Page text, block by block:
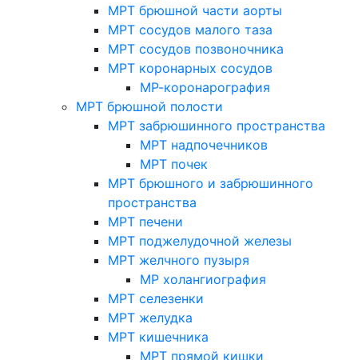
МРТ брюшной части аорты
МРТ сосудов малого таза
МРТ сосудов позвоночника
МРТ коронарных сосудов
МР-коронарография
МРТ брюшной полости
МРТ забрюшинного пространства
МРТ надпочечников
МРТ почек
МРТ брюшного и забрюшинного
пространства
МРТ печени
МРТ поджелудочной железы
МРТ желчного пузыря
МР холангиография
МРТ селезенки
МРТ желудка
МРТ кишечника
МРТ прямой кишки